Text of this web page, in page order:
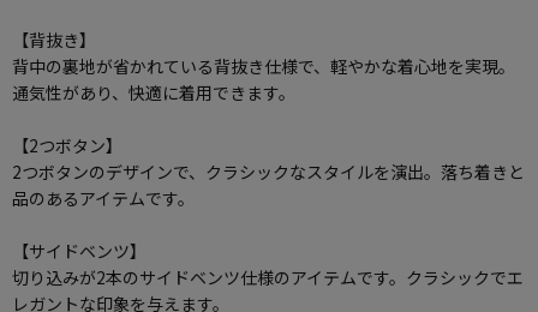
【背抜き】
背中の裏地が省かれている背抜き仕様で、軽やかな着心地を実現。
通気性があり、快適に着用できます。
【2つボタン】
2つボタンのデザインで、クラシックなスタイルを演出。落ち着きと
品のあるアイテムです。
【サイドベンツ】
切り込みが2本のサイドベンツ仕様のアイテムです。クラシックでエ
レガントな印象を与えます。